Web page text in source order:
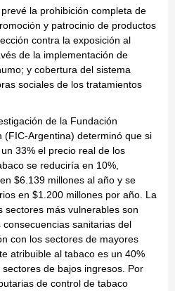
la prohibición completa de
y patrocinio de productos
contra la exposición al
de la implementación de
y cobertura del sistema
sociales de los tratamientos
de la Fundación
(FIC-Argentina) determinó que si
33% el precio real de los
se reduciría en 10%,
$6.139 millones al año y se
en $1.200 millones por año. La
sectores más vulnerables son
sanitarias del
con los sectores de mayores
atribuible al tabaco es un 40%
de bajos ingresos. Por
de control de tabaco